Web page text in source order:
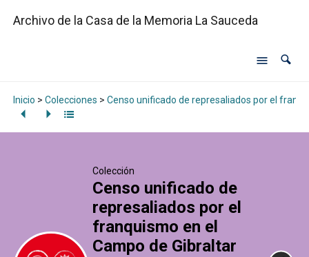
Archivo de la Casa de la Memoria La Sauceda
Inicio > Colecciones > Censo unificado de represaliados por el
Colección
Censo unificado de
represaliados por el
franquismo en el
Campo de Gibraltar